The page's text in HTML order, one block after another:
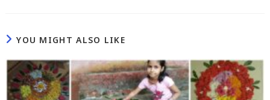
YOU MIGHT ALSO LIKE